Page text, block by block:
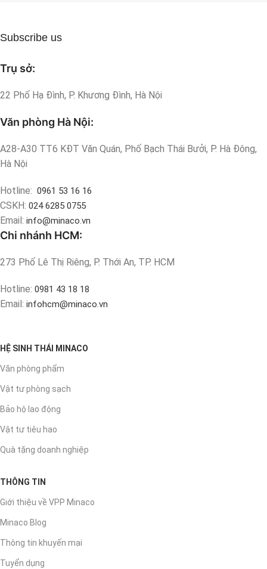
Subscribe us
Trụ sở:
22 Phố Hạ Đình, P. Khương Đình, Hà Nội
Văn phòng Hà Nội:
A28-A30 TT6 KĐT Văn Quán, Phố Bạch Thái Bưởi, P. Hà Đông,
Hà Nội
Hotline: 0961 53 16 16
CSKH: 024 6285 0755
Email: info@minaco.vn
Chi nhánh HCM:
273 Phố Lê Thị Riêng, P. Thới An, TP. HCM
Hotline: 0981 43 18 18
Email: infohcm@minaco.vn
HỆ SINH THÁI MINACO
Văn phòng phẩm
Vật tư phòng sạch
Bảo hộ lao động
Vật tư tiêu hao
Quà tặng doanh nghiệp
THÔNG TIN
Giới thiệu về VPP Minaco
Minaco Blog
Thông tin khuyến mại
Tuyển dụng